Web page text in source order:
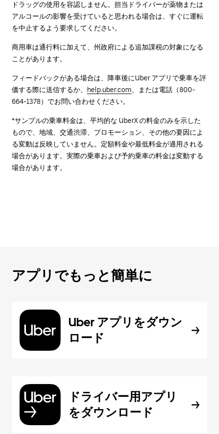
ドラッグの使用を容認しません。担当ドライバーが薬物または
アルコールの影響を受けていると思われる場合は、すぐに運転
を中止するよう要求してください。
商用車は通行料に加えて、州政府による追加課税の対象になる
ことがあります。
フィードバックがある場合は、降車後に⁠Uber アプリで乗車を評
価する際に送信するか、
help.uber.com 、または電話（800-
664-1378）でお問い合わせください。
*サンプルの乗車料金は、平均的な UberX の料金のみを示した
もので、地域、交通渋滞、プロモーション、その他の要因によ
る変動は反映していません。定額料金や最低料金が適用される
場合があります。実際の乗車および予約乗車の料金は変動する
場合があります。
アプリでもっと簡単に
Uber アプリをダウン
ロード
ドライバー用アプリ
をダウンロード